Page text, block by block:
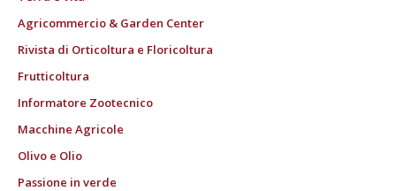
Agricommercio & Garden Center
Rivista di Orticoltura e Floricoltura
Frutticoltura
Informatore Zootecnico
Macchine Agricole
Olivo e Olio
Passione in verde